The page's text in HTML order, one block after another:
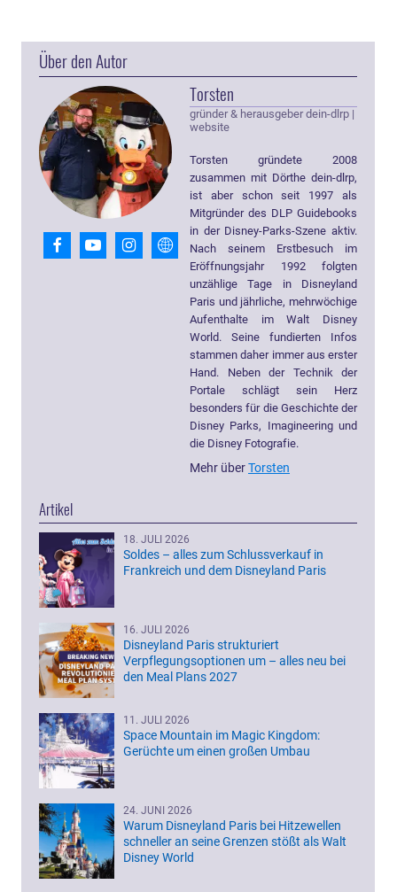
Über den Autor
Torsten
gründer & herausgeber dein-dlrp |
website
Torsten gründete 2008
zusammen mit Dörthe dein-dlrp,
ist aber schon seit 1997 als
Mitgründer des DLP Guidebooks
in der Disney-Parks-Szene aktiv.
Nach seinem Erstbesuch im
Eröffnungsjahr 1992 folgten
unzählige Tage in Disneyland
Paris und jährliche, mehrwöchige
Aufenthalte im Walt Disney
World. Seine fundierten Infos
stammen daher immer aus erster
Hand. Neben der Technik der
Portale schlägt sein Herz
besonders für die Geschichte der
Disney Parks, Imagineering und
die Disney Fotografie.
Mehr überTorsten
Artikel
18. JULI 2026
Soldes – alles zum Schlussverkauf in
Frankreich und dem Disneyland Paris
16. JULI 2026
Disneyland Paris strukturiert
Verpflegungsoptionen um – alles neu bei
den Meal Plans 2027
11. JULI 2026
Space Mountain im Magic Kingdom:
Gerüchte um einen großen Umbau
24. JUNI 2026
Warum Disneyland Paris bei Hitzewellen
schneller an seine Grenzen stößt als Walt
Disney World